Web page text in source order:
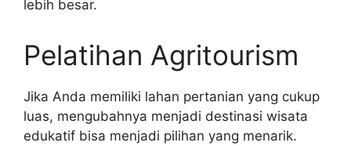
lebih besar.
Pelatihan Agritourism
Jika Anda memiliki lahan pertanian yang cukup
luas, mengubahnya menjadi destinasi wisata
edukatif bisa menjadi pilihan yang menarik.